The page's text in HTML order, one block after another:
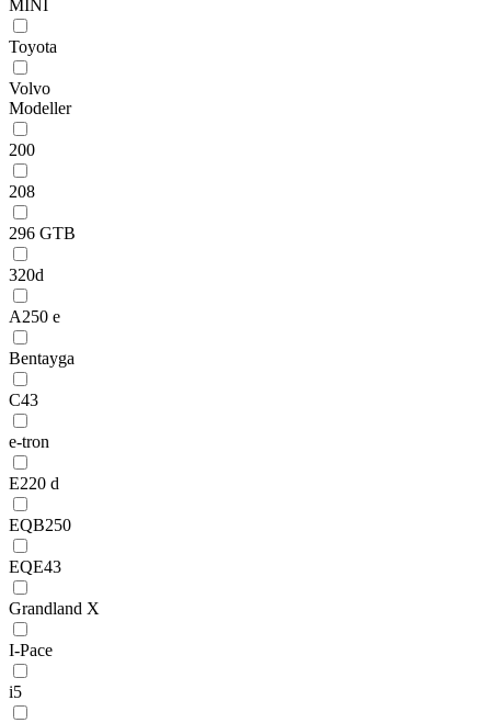
MINI
Toyota
Volvo
Modeller
200
208
296 GTB
320d
A250 e
Bentayga
C43
e-tron
E220 d
EQB250
EQE43
Grandland X
I-Pace
i5